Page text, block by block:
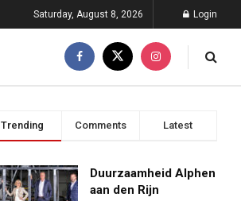
Saturday, August 8, 2026 Login
Trending Comments Latest
Duurzaamheid Alphen
aan den Rijn